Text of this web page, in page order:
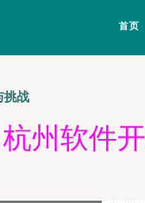
首页
挑战
州软件